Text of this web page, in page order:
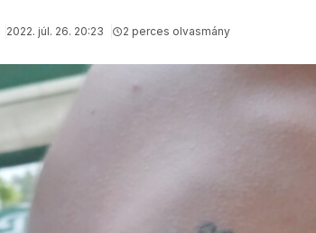
2022. júl. 26. 20:23 2 perces olvasmány